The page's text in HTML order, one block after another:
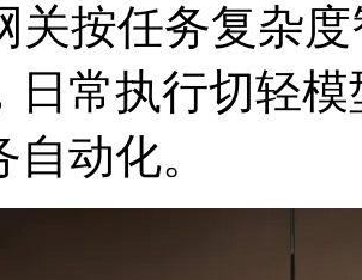
网关按任务复杂
，日常执行切轻
动化。